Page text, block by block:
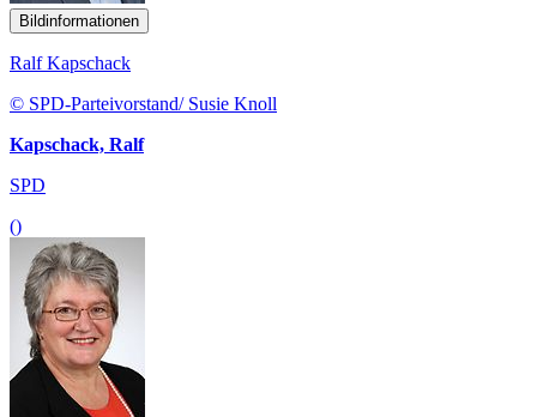
Bildinformationen
Ralf Kapschack
© SPD-Parteivorstand/ Susie Knoll
Kapschack, Ralf
SPD
()